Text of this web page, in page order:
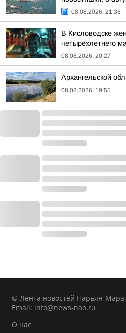
08.08.2026, 21:36
В Кисловодске
четырёхлетнего
08.08.2026, 20:27
Архангельской
08.08.2026, 19:55
© Лента новостей Нарьян-Мара
Email: info@news-nao.ru
О нас